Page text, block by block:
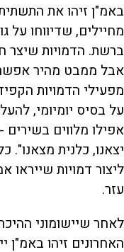
באמ"ן זיהו את
מחיילים, שדיווחו
ברשת. הדמויות שיצר
אבל ממבט מהיר
מפעילי הדמויות
על בסיס יומיומי,
אפילו מלווים
יצאנו, כלנית מצאנו".
ליצור דמויות שייראו
עזר.
לאחר שיישומוני